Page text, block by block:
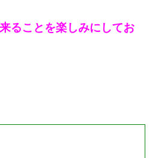
ることを楽しみにしてお